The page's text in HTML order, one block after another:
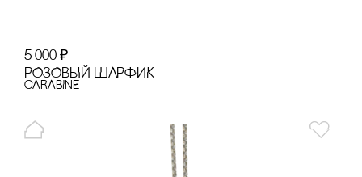
5 000 ₽
РОЗОВЫЙ ШАРФИК
cARABINE